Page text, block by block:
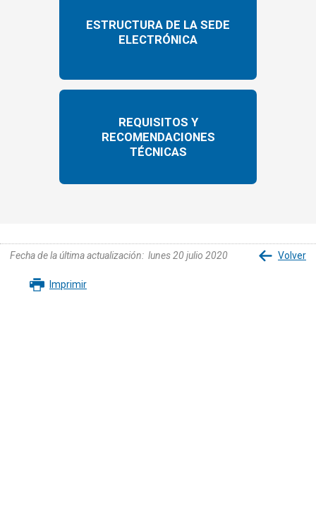
ESTRUCTURA DE LA SEDE
ELECTRÓNICA
REQUISITOS Y
RECOMENDACIONES
TÉCNICAS
Fecha de la última actualización: lunes 20 julio 2020 Volver
Imprimir